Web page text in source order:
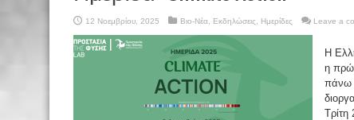
12 Νοεμβρίου, 2025 Βιο-Νέα Εκδηλώσεις Ημερίδες Leave a
Η
η
πάνω
Τρίτη